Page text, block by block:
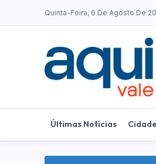
Quinta-Feira, 6 De Agosto De
Últimas Notícias